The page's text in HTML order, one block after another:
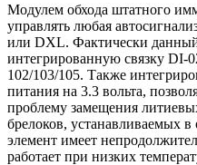
Модулем обхода штатного
управлять любая
или DXL. Фактически данный
интегрированную связку DI-
102/103/105. Также
питания на 3.3 вольта,
проблему замещения
брелоков, устанавливаемых
элемент имеет
работает при низких